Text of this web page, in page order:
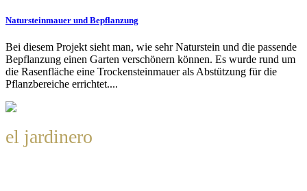
Natursteinmauer und Bepflanzung
Bei diesem Projekt sieht man, wie sehr Naturstein und die passende
Bepflanzung einen Garten verschönern können. Es wurde rund um
die Rasenfläche eine Trockensteinmauer als Abstützung für die
Pflanzbereiche errichtet....
el jardinero